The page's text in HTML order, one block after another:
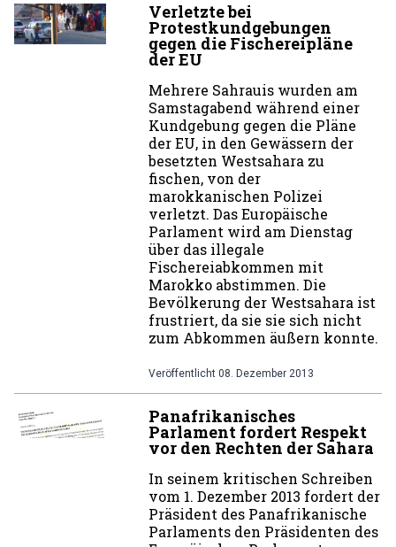
Verletzte bei
Protestkundgebungen
gegen die Fischereipläne
der EU
Mehrere Sahrauis wurden am
Samstagabend während einer
Kundgebung gegen die Pläne
der EU, in den Gewässern der
besetzten Westsahara zu
fischen, von der
marokkanischen Polizei
verletzt. Das Europäische
Parlament wird am Dienstag
über das illegale
Fischereiabkommen mit
Marokko abstimmen. Die
Bevölkerung der Westsahara ist
frustriert, da sie sie sich nicht
zum Abkommen äußern konnte.
Veröffentlicht 08. Dezember 2013
Panafrikanisches
Parlament fordert Respekt
vor den Rechten der Sahara
In seinem kritischen Schreiben
vom 1. Dezember 2013 fordert der
Präsident des Panafrikanische
Parlaments den Präsidenten des